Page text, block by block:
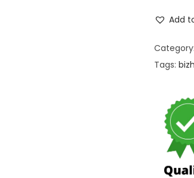
Add
Category:
Tags: